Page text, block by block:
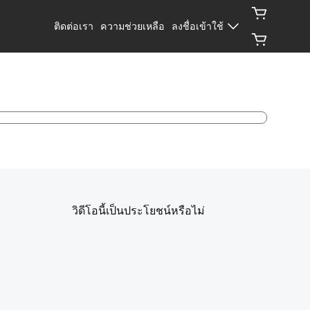
ติดต่อเรา ความช่วยเหลือ ลงชื่อเข้าใช้
วิดีโอนี้เป็นประโยชน์หรือไม่